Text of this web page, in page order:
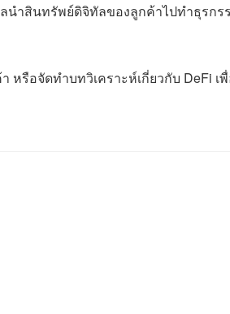
ำสินทรัพย์ดิจิทัลของลูกค้าไปทำธุรก
รือจัดทำบทวิเคราะห์เกี่ยวกับ DeFi เ